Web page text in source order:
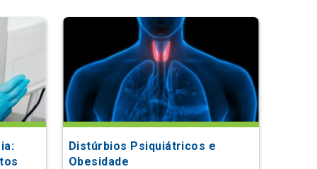
Distúrbios Psiquiátricos e
Obesidade